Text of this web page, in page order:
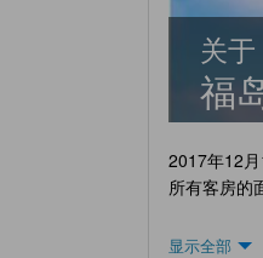
关于
福
2017年12
所有客房的
显示全部